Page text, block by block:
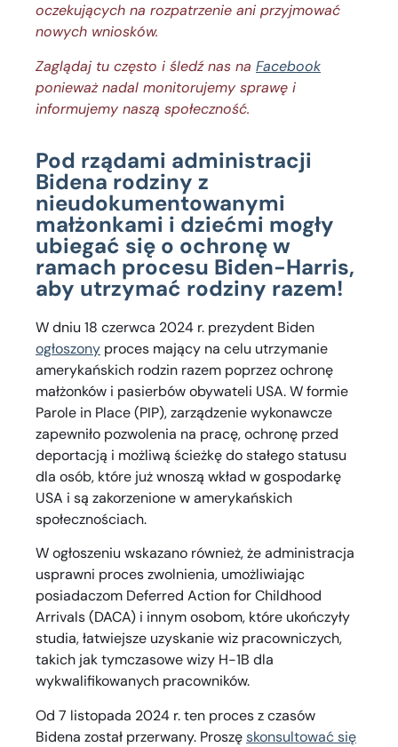
oczekujących na rozpatrzenie ani przyjmować
nowych wniosków.
Zaglądaj tu często i śledź nas na Facebook
ponieważ nadal monitorujemy sprawę i
informujemy naszą społeczność.
Pod rządami administracji
Bidena rodziny z
nieudokumentowanymi
małżonkami i dziećmi mogły
ubiegać się o ochronę w
ramach procesu Biden-Harris,
aby utrzymać rodziny razem!
W dniu 18 czerwca 2024 r. prezydent Biden
ogłoszony proces mający na celu utrzymanie
amerykańskich rodzin razem poprzez ochronę
małżonków i pasierbów obywateli USA. W formie
Parole in Place (PIP), zarządzenie wykonawcze
zapewniło pozwolenia na pracę, ochronę przed
deportacją i możliwą ścieżkę do stałego statusu
dla osób, które już wnoszą wkład w gospodarkę
USA i są zakorzenione w amerykańskich
społecznościach.
W ogłoszeniu wskazano również, że administracja
usprawni proces zwolnienia, umożliwiając
posiadaczom Deferred Action for Childhood
Arrivals (DACA) i innym osobom, które ukończyły
studia, łatwiejsze uzyskanie wiz pracowniczych,
takich jak tymczasowe wizy H-1B dla
wykwalifikowanych pracowników.
Od 7 listopada 2024 r. ten proces z czasów
Bidena został przerwany. Proszęskonsultować się